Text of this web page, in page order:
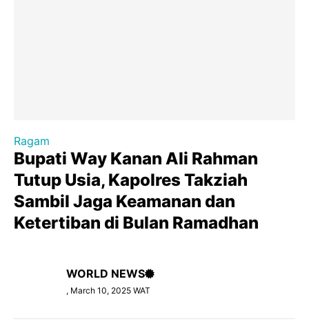
Ragam
Bupati Way Kanan Ali Rahman
Tutup Usia, Kapolres Takziah
Sambil Jaga Keamanan dan
Ketertiban di Bulan Ramadhan
WORLD NEWS
, March 10, 2025 WAT